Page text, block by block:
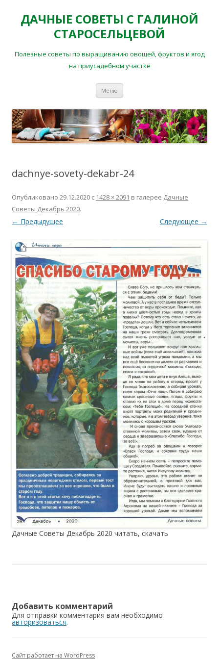
ДАЧНЫЕ СОВЕТЫ С ГАЛИНОЙ
СТАРОСЕЛЬЦЕВОЙ
Полезные советы по выращиванию овощей, фруктов и ягод
на приусадебном участке
Меню
dachnye-sovety-dekabr-24
Опубликовано 29.12.2020 с 1428 × 2091 в галерее Дачные
Советы Декабрь 2020.
← Предыдущее Следующее →
Дачные Советы Декабрь 2020 читать, скачать
Добавить комментарий
Для отправки комментария вам необходимо
авторизоваться.
Сайт работает на WordPress